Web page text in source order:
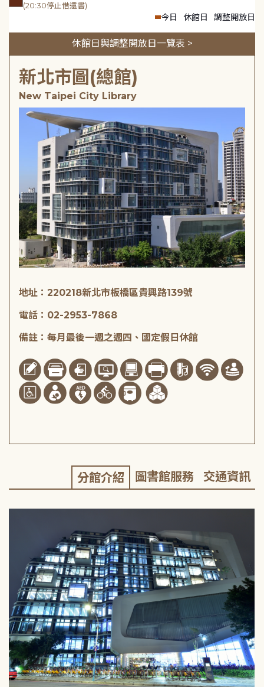
(20:30停止借還書)
今日 休館日 調整開放日
休館日與調整開放日一覽表 >
新北市圖(總館)
New Taipei City Library
地址：220218新北市板橋區貴興路139號
電話：02-2953-7868
備註：每月最後一週之週四、國定假日休館
分館介紹 圖書館服務 交通資訊